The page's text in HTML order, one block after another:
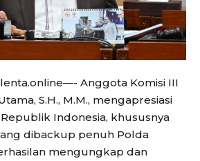
Anggota Komisi III
S.H., M.M., mengapresiasi
Indonesia, khususnya
dibackup penuh Polda
mengungkap dan